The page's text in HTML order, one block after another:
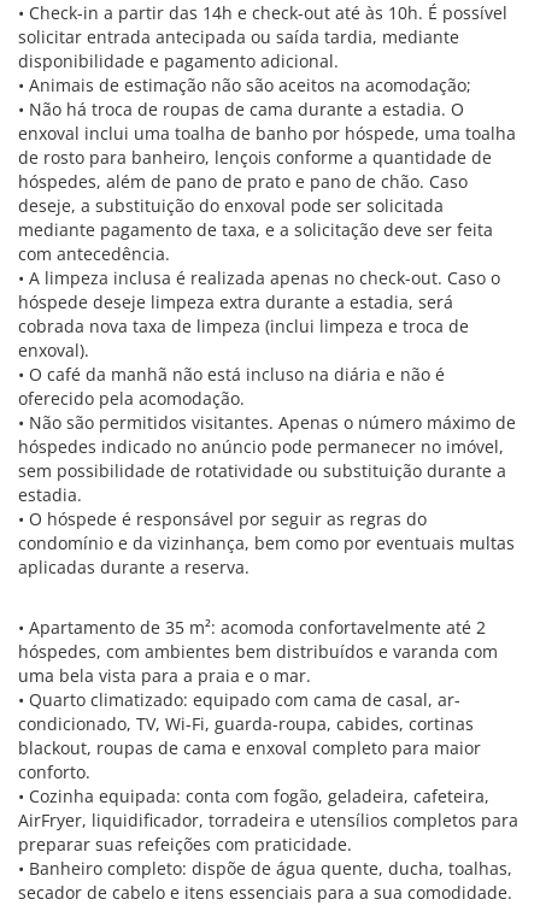
• Check-in a partir das 14h e check-out até às 10h. É possível
solicitar entrada antecipada ou saída tardia, mediante
disponibilidade e pagamento adicional.
• Animais de estimação não são aceitos na acomodação;
• Não há troca de roupas de cama durante a estadia. O
enxoval inclui uma toalha de banho por hóspede, uma toalha
de rosto para banheiro, lençois conforme a quantidade de
hóspedes, além de pano de prato e pano de chão. Caso
deseje, a substituição do enxoval pode ser solicitada
mediante pagamento de taxa, e a solicitação deve ser feita
com antecedência.
• A limpeza inclusa é realizada apenas no check-out. Caso o
hóspede deseje limpeza extra durante a estadia, será
cobrada nova taxa de limpeza (inclui limpeza e troca de
enxoval).
• O café da manhã não está incluso na diária e não é
oferecido pela acomodação.
• Não são permitidos visitantes. Apenas o número máximo de
hóspedes indicado no anúncio pode permanecer no imóvel,
sem possibilidade de rotatividade ou substituição durante a
estadia.
• O hóspede é responsável por seguir as regras do
condomínio e da vizinhança, bem como por eventuais multas
aplicadas durante a reserva.
• Apartamento de 35 m²: acomoda confortavelmente até 2
hóspedes, com ambientes bem distribuídos e varanda com
uma bela vista para a praia e o mar.
• Quarto climatizado: equipado com cama de casal, ar-
condicionado, TV, Wi-Fi, guarda-roupa, cabides, cortinas
blackout, roupas de cama e enxoval completo para maior
conforto.
• Cozinha equipada: conta com fogão, geladeira, cafeteira,
AirFryer, liquidificador, torradeira e utensílios completos para
preparar suas refeições com praticidade.
• Banheiro completo: dispõe de água quente, ducha, toalhas,
secador de cabelo e itens essenciais para a sua comodidade.